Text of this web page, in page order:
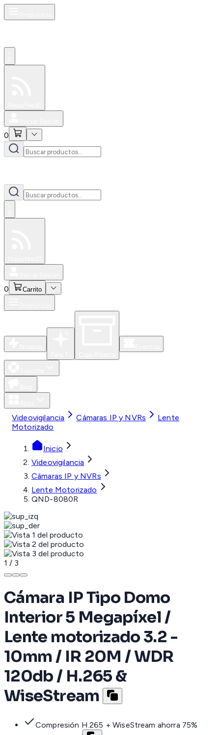
0
0 Carrito
Videovigilancia Cámaras IP y NVRs
Lente
Motorizado
Inicio
Videovigilancia
Cámaras IP y NVRs
Lente Motorizado
QND-8080R
1 / 3
Cámara IP Tipo Domo
Interior 5 Megapíxel /
Lente motorizado 3.2 -
10mm / IR 20M / WDR
120db / H.265 &
WiseStream
Compresión H.265 + WiseStream ahorra 75%